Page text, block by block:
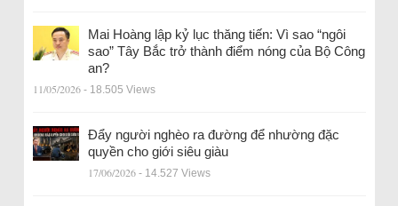
Mai Hoàng lập kỷ lục thăng tiến: Vì sao “ngôi
sao” Tây Bắc trở thành điểm nóng của Bộ Công
an?
11/05/2026 - 18.505 Views
Đẩy người nghèo ra đường để nhường đặc
quyền cho giới siêu giàu
17/06/2026 - 14.527 Views